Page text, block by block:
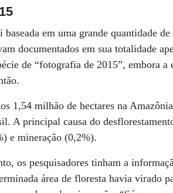
em uma grande quantidade
documentados em sua totalidade
de “fotografia de 2015”, embora
1,54 milhão de hectares na
A principal causa do
e mineração (0,2%).
os pesquisadores tinham a
área de floresta havia virado